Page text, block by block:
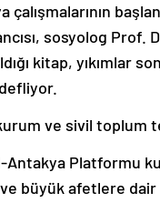
çalışmalarının
sosyolog Prof.
kitap, yıkımlar
ve sivil toplum
Antakya Platformu
ve büyük afetlere